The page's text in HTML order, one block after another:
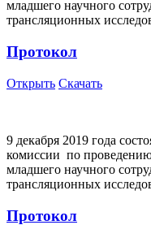
младшего научного
трансляционных
Протокол
Открыть Скачать
9 декабря 2019 года
комиссии по
младшего научного
трансляционных
Протокол